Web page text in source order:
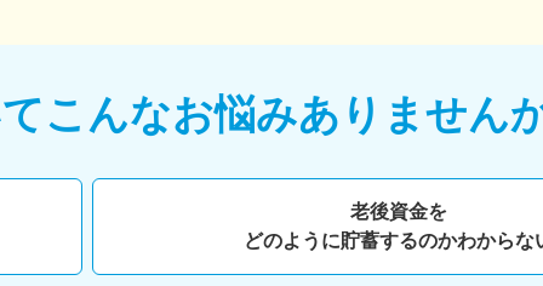
こんなお悩みありません
老後資金を
どのように貯蓄するのかわからな